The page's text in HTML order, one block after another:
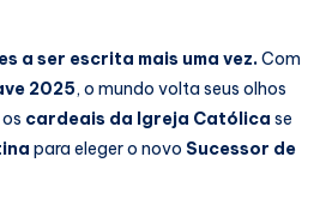
a ser escrita mais uma vez.Com
2025, o mundo volta seus olhos
cardeais da Igreja Católica se
para eleger o novo Sucessor de